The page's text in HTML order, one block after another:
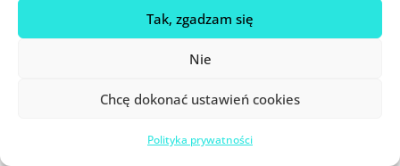
Tak, zgadzam się
Nie
Chcę dokonać ustawień cookies
Polityka prywatności
dziecko ma problemy z – dajmy na
to – oczami, bo nie przesiedziała
odpowiednio swojego